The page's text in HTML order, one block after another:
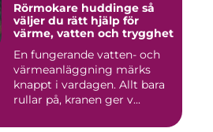
Rörmokare huddinge så
väljer du rätt hjälp för
värme, vatten och trygghet
En fungerande vatten- och
värmeanläggning märks
knappt i vardagen. Allt bara
rullar på, kranen ger v...